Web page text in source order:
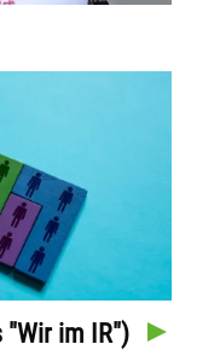
"Wir im IR")